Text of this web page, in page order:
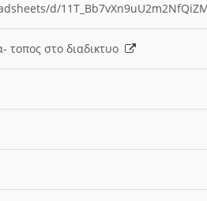
d/
τοπος στο διαδικτυο